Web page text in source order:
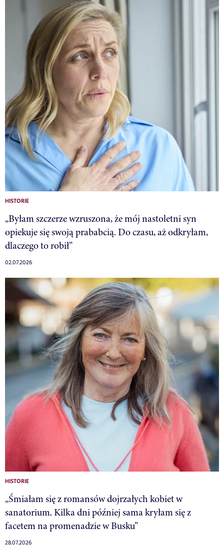
HISTORIE
„Byłam szczerze wzruszona, że mój nastoletni syn
opiekuje się swoją prababcią. Do czasu, aż odkryłam,
dlaczego to robił”
02.07.2026
HISTORIE
„Śmiałam się z romansów dojrzałych kobiet w
sanatorium. Kilka dni później sama kryłam się z
facetem na promenadzie w Busku”
28.07.2026